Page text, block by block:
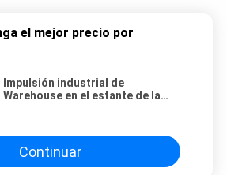
el mejor precio por
Impulsión industrial de
Warehouse en el estante de la
Continuar